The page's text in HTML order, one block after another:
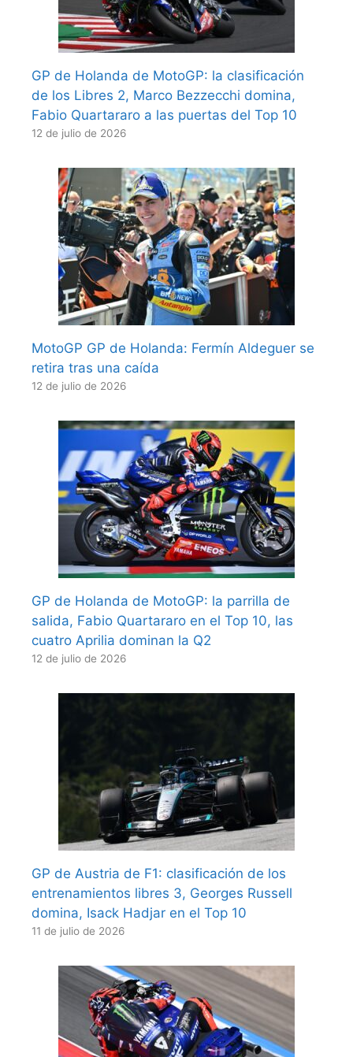
GP de Holanda de MotoGP: la clasificación
de los Libres 2, Marco Bezzecchi domina,
Fabio Quartararo a las puertas del Top 10
12 de julio de 2026
MotoGP GP de Holanda: Fermín Aldeguer se
retira tras una caída
12 de julio de 2026
GP de Holanda de MotoGP: la parrilla de
salida, Fabio Quartararo en el Top 10, las
cuatro Aprilia dominan la Q2
12 de julio de 2026
GP de Austria de F1: clasificación de los
entrenamientos libres 3, Georges Russell
domina, Isack Hadjar en el Top 10
11 de julio de 2026